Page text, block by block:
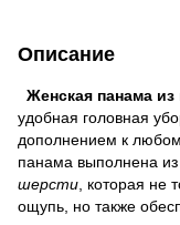
Описание
Женская панама
удобная головная
дополнением к
панама выполнена из
шерсти , которая не
ощупь, но также